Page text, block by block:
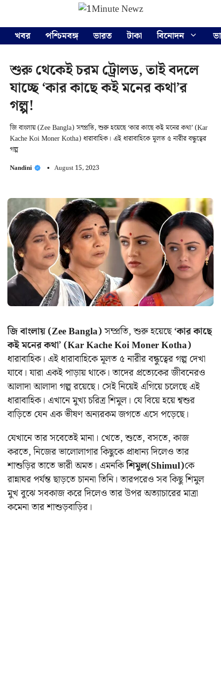
content
খবর
পশ্চিমবঙ্গ ভারত টাকা বিনোদন
শুরু থেকেই চরম ট্রোলড, তাই বদলে
যাচ্ছে ‘কার কাছে কই মনের কথা’র
গল্প!
জি বাংলায় (Zee Bangla) সম্প্রতি, শুরু হয়েছে ‘কার কাছে কই মনের কথা’ (Kar
Kache Koi Moner Kotha) ধারাবাহিক। এই ধারাবাহিকে মূলত ৫ নারীর বন্ধুত্বের
গল্প
Nandini August 15, 2023
জি বাংলায় (Zee Bangla)সম্প্রতি, শুরু হয়েছে‘কার কাছে
কই মনের কথা’ (Kar Kache Koi Moner Kotha)
ধারাবাহিক। এই ধারাবাহিকে মূলত ৫ নারীর বন্ধুত্বের গল্প দেখা
যাবে। যারা একই পাড়ায় থাকে। তাদের প্রত্যেকের জীবনেরও
আলাদা আলাদা গল্প রয়েছে। সেই নিয়েই এগিয়ে চলেছে এই
ধারাবাহিক। এখানে মুখ্য চরিত্র শিমুল। যে বিয়ে হয়ে শ্বশুর
বাড়িতে যেন এক ভীষণ অন্যরকম জগতে এসে পড়েছে।
যেখানে তার সবেতেই মানা। খেতে, শুতে, বসতে, কাজ
করতে, নিজের ভালোলাগার কিছুকে প্রাধান্য দিলেও তার
শাশুড়ির তাতে ভারী অমত। এমনকিশিমুল(Shimul)কে
রান্নাঘর পর্যন্ত ছাড়তে চাননা তিনি। তারপরেও সব কিছু শিমুল
মুখ বুঝে সবকাজ করে দিলেও তার উপর অত্যাচারের মাত্রা
কমেনা তার শাশুড়বাড়ির।